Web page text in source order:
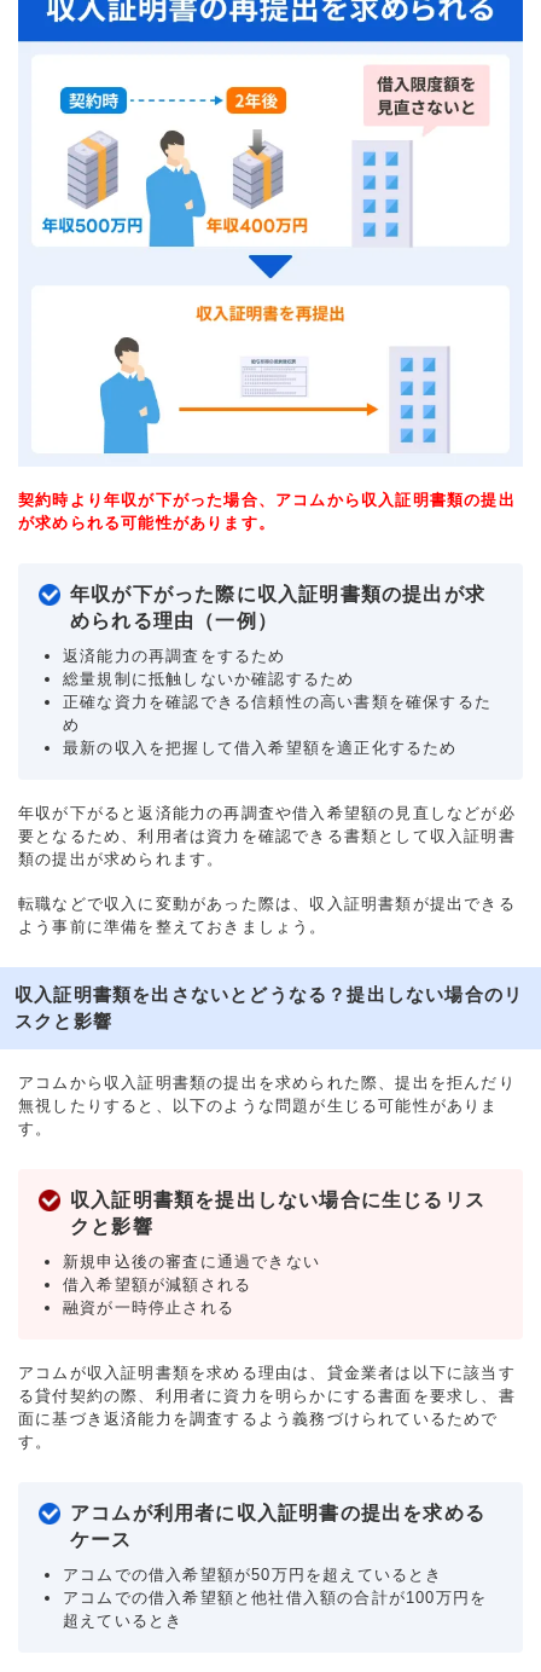
契約時より年収が下がった場合、アコムから収入証明書類の提出
が求められる可能性があります。
年収が下がった際に収入証明書類の提出が求
められる理由（一例）
返済能力の再調査をするため
総量規制に抵触しないか確認するため
正確な資力を確認できる信頼性の高い書類を確保するた
め
最新の収入を把握して借入希望額を適正化するため
年収が下がると返済能力の再調査や借入希望額の見直しなどが必
要となるため、利用者は資力を確認できる書類として収入証明書
類の提出が求められます。
転職などで収入に変動があった際は、収入証明書類が提出できる
よう事前に準備を整えておきましょう。
収入証明書類を出さないとどうなる？提出しない場合のリ
スクと影響
アコムから収入証明書類の提出を求められた際、提出を拒んだり
無視したりすると、以下のような問題が生じる可能性がありま
す。
収入証明書類を提出しない場合に生じるリス
クと影響
新規申込後の審査に通過できない
借入希望額が減額される
融資が一時停止される
アコムが収入証明書類を求める理由は、貸金業者は以下に該当す
る貸付契約の際、利用者に資力を明らかにする書面を要求し、書
面に基づき返済能力を調査するよう義務づけられているためで
す。
アコムが利用者に収入証明書の提出を求める
ケース
アコムでの借入希望額が50万円を超えているとき
アコムでの借入希望額と他社借入額の合計が100万円を
超えているとき